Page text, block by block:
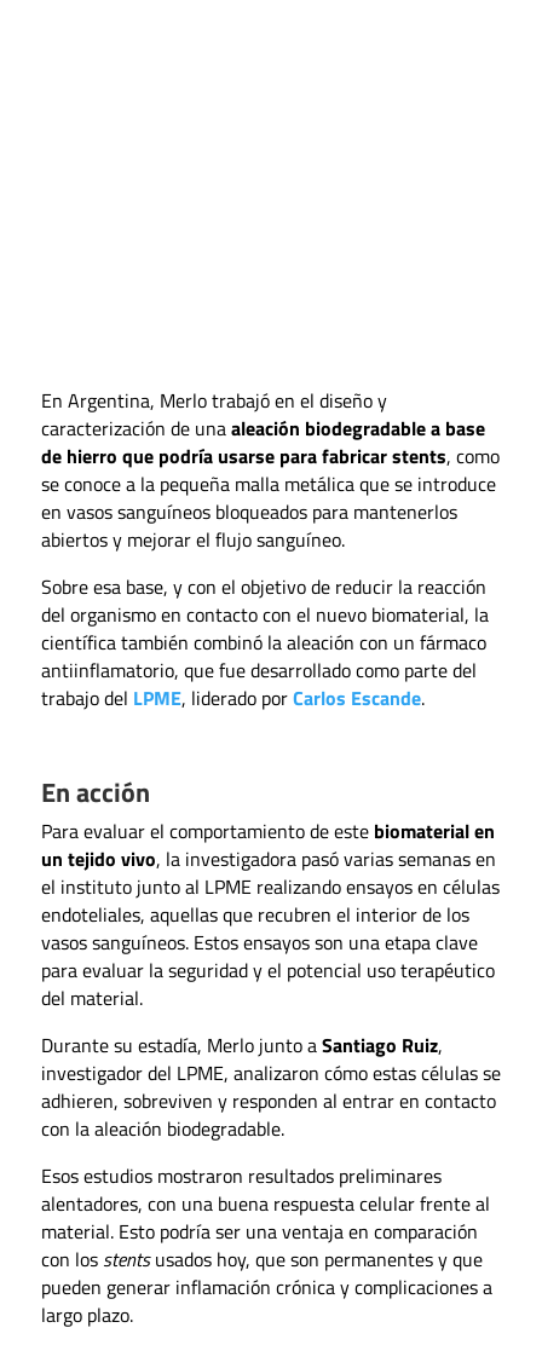
En Argentina, Merlo trabajó en el diseño y
caracterización de unaaleación biodegradable a base
de hierro que podría usarse para fabricar stents, como
se conoce a la pequeña malla metálica que se introduce
en vasos sanguíneos bloqueados para mantenerlos
abiertos y mejorar el flujo sanguíneo.
Sobre esa base, y con el objetivo de reducir la reacción
del organismo en contacto con el nuevo biomaterial, la
científica también combinó la aleación con un fármaco
antiinflamatorio, que fue desarrollado como parte del
trabajo del LPME, liderado porCarlos Escande.
En acción
Para evaluar el comportamiento de este biomaterial en
un tejido vivo, la investigadora pasó varias semanas en
el instituto junto al LPME realizando ensayos en células
endoteliales, aquellas que recubren el interior de los
vasos sanguíneos. Estos ensayos son una etapa clave
para evaluar la seguridad y el potencial uso terapéutico
del material.
Durante su estadía, Merlo junto aSantiago Ruiz,
investigador del LPME, analizaron cómo estas células se
adhieren, sobreviven y responden al entrar en contacto
con la aleación biodegradable.
Esos estudios mostraron resultados preliminares
alentadores, con una buena respuesta celular frente al
material. Esto podría ser una ventaja en comparación
con los stentsusados hoy, que son permanentes y que
pueden generar inflamación crónica y complicaciones a
largo plazo.